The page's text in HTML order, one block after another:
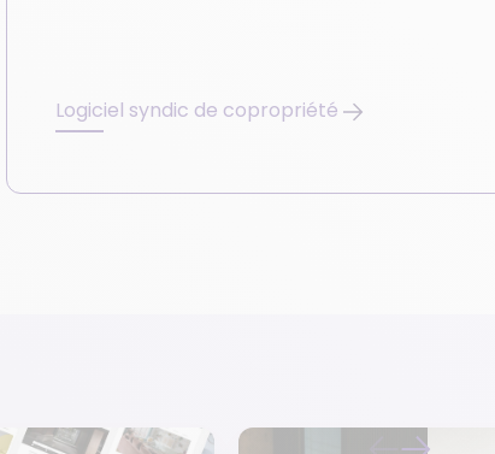
Logiciel syndic de copropriété